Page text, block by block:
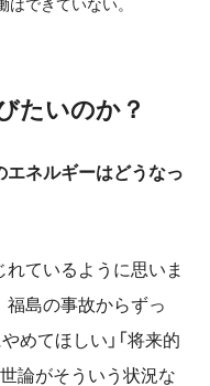
できていない。
たいのか？
ネルギーはどうなっ
ているように思いま
島の事故からずっ
めてほしい」「将来的
論がそういう状況な